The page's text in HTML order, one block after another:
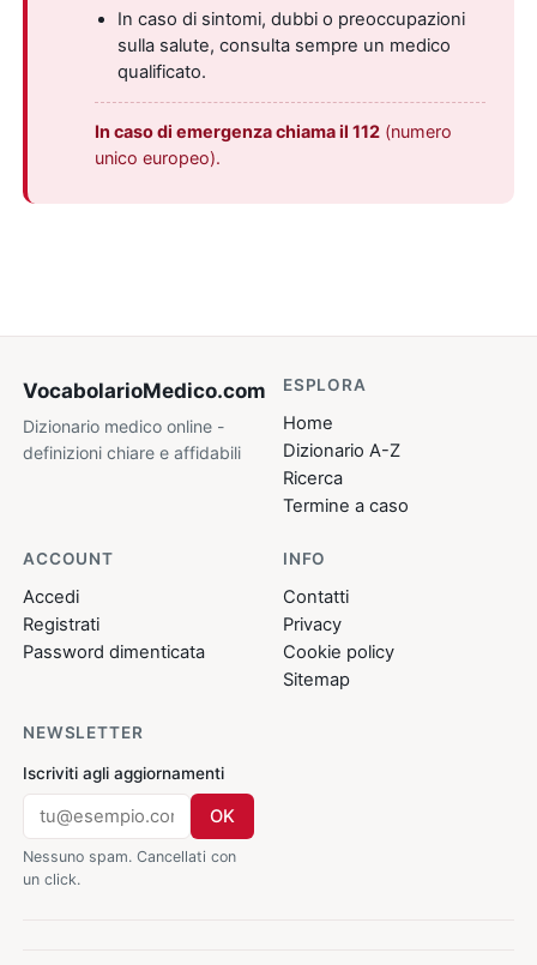
In caso di sintomi, dubbi o preoccupazioni
sulla salute, consulta sempre un medico
qualificato.
In caso di emergenza chiama il 112 (numero
unico europeo).
VocabolarioMedico.com
Dizionario medico online -
definizioni chiare e affidabili
ESPLORA
Home
Dizionario A-Z
Ricerca
Termine a caso
ACCOUNT
Accedi
Registrati
Password dimenticata
INFO
Contatti
Privacy
Cookie policy
Sitemap
NEWSLETTER
Iscriviti agli aggiornamenti
OK
Nessuno spam. Cancellati con
un click.